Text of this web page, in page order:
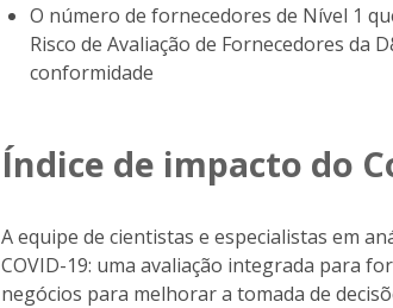
O número de fornecedores de Nível 1
Risco de Avaliação de Fornecedores da
conformidade
Índice de impacto do
A equipe de cientistas e especialistas em
COVID-19: uma avaliação integrada para
negócios para melhorar a tomada de